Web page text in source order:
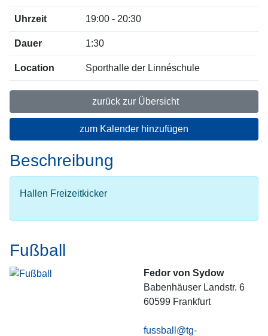
Uhrzeit 19:00 - 20:30
Dauer 1:30
Location Sporthalle der Linnéschule
zurück zur Übersicht
zum Kalender hinzufügen
Beschreibung
Hallen Freizeitkicker
Fußball
Fedor von Sydow
Babenhäuser Landstr. 6
60599 Frankfurt
fussball@tg-